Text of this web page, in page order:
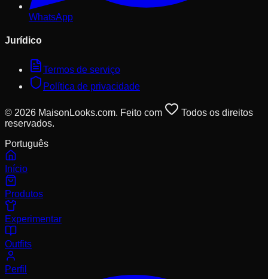
WhatsApp
Jurídico
Termos de serviço
Política de privacidade
© 2026 MaisonLooks.com. Feito com
Todos os direitos
reservados.
Português
Início
Produtos
Experimentar
Outfits
Perfil